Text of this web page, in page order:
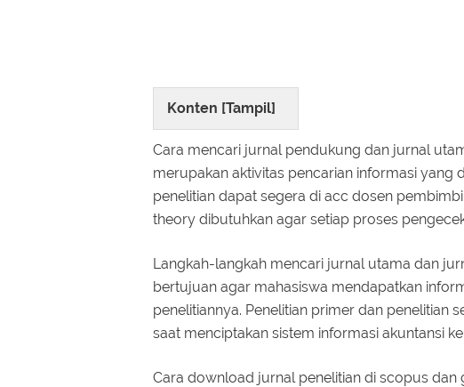
Konten [Tampil]
Cara mencari jurnal pendukung dan jurnal
merupakan aktivitas pencarian informasi
penelitian dapat segera di acc dosen
theory dibutuhkan agar setiap proses
Langkah-langkah mencari jurnal utama dan
bertujuan agar mahasiswa mendapatkan
penelitiannya. Penelitian primer dan penelitian
saat menciptakan sistem informasi akuntansi
Cara download jurnal penelitian di scopus